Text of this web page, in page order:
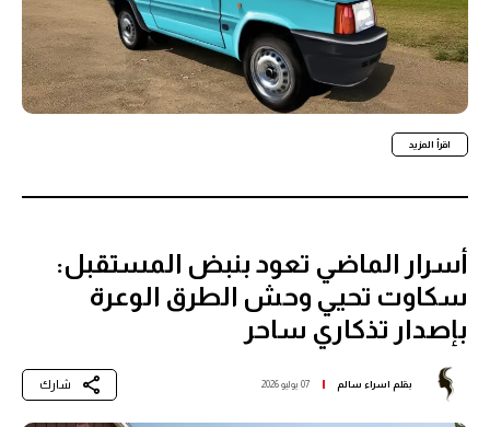
اقرأ المزيد
أسرار الماضي تعود بنبض المستقبل:
سكاوت تحيي وحش الطرق الوعرة
بإصدار تذكاري ساحر
بقلم اسراء سالم 07 يوليو 2026 شارك